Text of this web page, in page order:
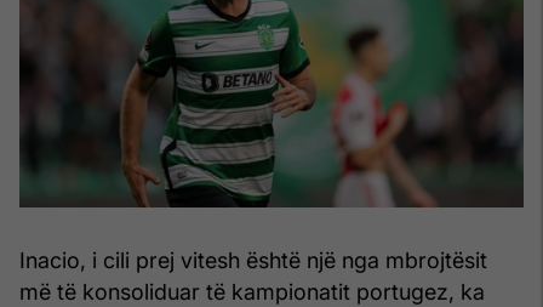
Inacio, i cili prej vitesh është një nga mbrojtësit
më të konsoliduar të kampionatit portugez, ka